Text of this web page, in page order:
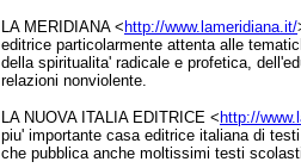
LA MERIDIANA < http://www.lameridiana.it/
editrice particolarmente attenta alle
della spiritualita' radicale e profetica,
relazioni nonviolente.
LA NUOVA ITALIA EDITRICE < http://
piu' importante casa editrice italiana di
che pubblica anche moltissimi testi